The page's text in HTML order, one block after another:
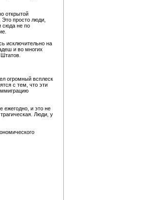
открытой
Это просто люди,
сюда не по
исключительно на
и во многих
огромный всплеск
с тем, что эти
ежегодно, и это не
Люди, у